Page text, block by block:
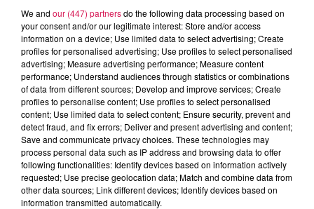
Canal FM jardinage jardin
Eva
Graines d'idées
0:00 5 min 30 sec
24 mai 2025 - 5 min 30 sec
24.05.2025 - LYS DES INCAS ET LA VANILLE
We and our (447) partnersdo the following data processing based on
your consent and/or our legitimate interest: Store and/or access
information on a device; Use limited data to select advertising; Create
profiles for personalised advertising; Use profiles to select personalised
advertising; Measure advertising performance; Measure content
performance; Understand audiences through statistics or combinations
of data from different sources; Develop and improve services; Create
profiles to personalise content; Use profiles to select personalised
content; Use limited data to select content; Ensure security, prevent and
detect fraud, and fix errors; Deliver and present advertising and content;
Save and communicate privacy choices. These technologies may
process personal data such as IP address and browsing data to offer
following functionalities: Identify devices based on information actively
requested; Use precise geolocation data; Match and combine data from
other data sources; Link different devices; Identify devices based on
information transmitted automatically.